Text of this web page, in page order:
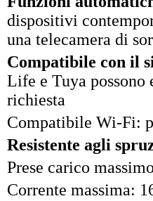
dispositivi
una telecamera di
Compatibile con il
Life e Tuya possono
richiesta
Compatibile Wi-Fi:
Resistente agli
Prese carico
Corrente massima: